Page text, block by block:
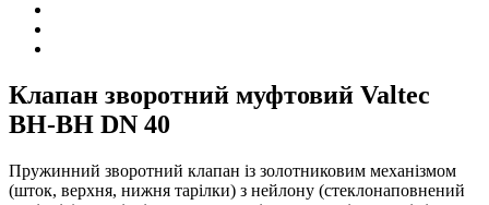
quantity
Клапан зворотний муфтовий Valtec
ВН-ВН DN 40
Пружинний зворотний клапан із золотниковим механізмом
(шток, верхня, нижня тарілки) з нейлону (стеклонаповнений